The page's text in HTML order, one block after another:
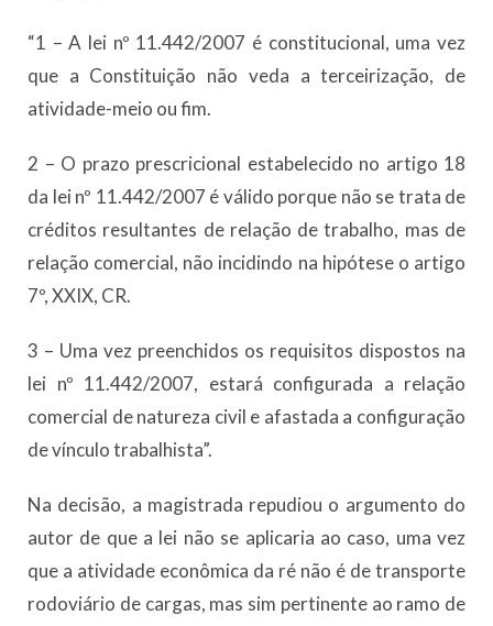
“1 – A lei nº 11.442/2007 é constitucional, uma vez
que a Constituição não veda a terceirização, de
atividade-meio ou fim.
2 – O prazo prescricional estabelecido no artigo 18
da lei nº 11.442/2007 é válido porque não se trata de
créditos resultantes de relação de trabalho, mas de
relação comercial, não incidindo na hipótese o artigo
7º, XXIX, CR.
3 – Uma vez preenchidos os requisitos dispostos na
lei nº 11.442/2007, estará configurada a relação
comercial de natureza civil e afastada a configuração
de vínculo trabalhista”.
Na decisão, a magistrada repudiou o argumento do
autor de que a lei não se aplicaria ao caso, uma vez
que a atividade econômica da ré não é de transporte
rodoviário de cargas, mas sim pertinente ao ramo de